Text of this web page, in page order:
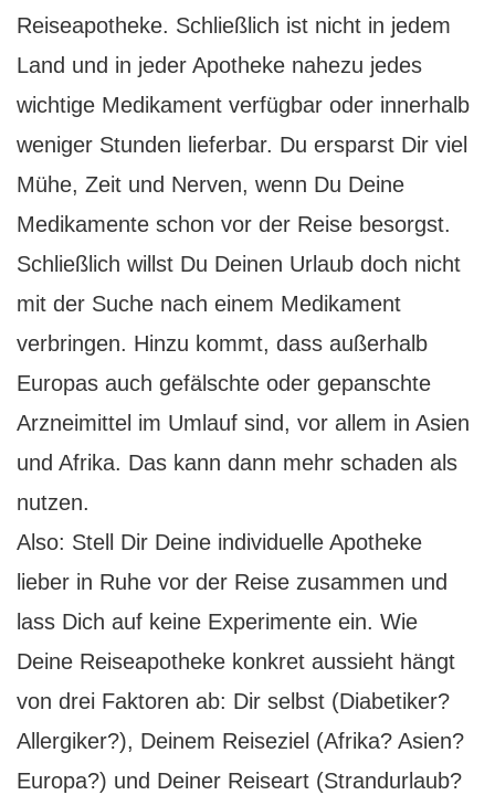
Reiseapotheke. Schließlich ist nicht in jedem
Land und in jeder Apotheke nahezu jedes
wichtige Medikament verfügbar oder innerhalb
weniger Stunden lieferbar. Du ersparst Dir viel
Mühe, Zeit und Nerven, wenn Du Deine
Medikamente schon vor der Reise besorgst.
Schließlich willst Du Deinen Urlaub doch nicht
mit der Suche nach einem Medikament
verbringen. Hinzu kommt, dass außerhalb
Europas auch gefälschte oder gepanschte
Arzneimittel im Umlauf sind, vor allem in Asien
und Afrika. Das kann dann mehr schaden als
nutzen.
Also: Stell Dir Deine individuelle Apotheke
lieber in Ruhe vor der Reise zusammen und
lass Dich auf keine Experimente ein. Wie
Deine Reiseapotheke konkret aussieht hängt
von drei Faktoren ab: Dir selbst (Diabetiker?
Allergiker?), Deinem Reiseziel (Afrika? Asien?
Europa?) und Deiner Reiseart (Strandurlaub?